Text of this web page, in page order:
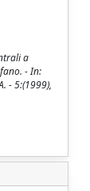
a
- In:
- 5:(1999),